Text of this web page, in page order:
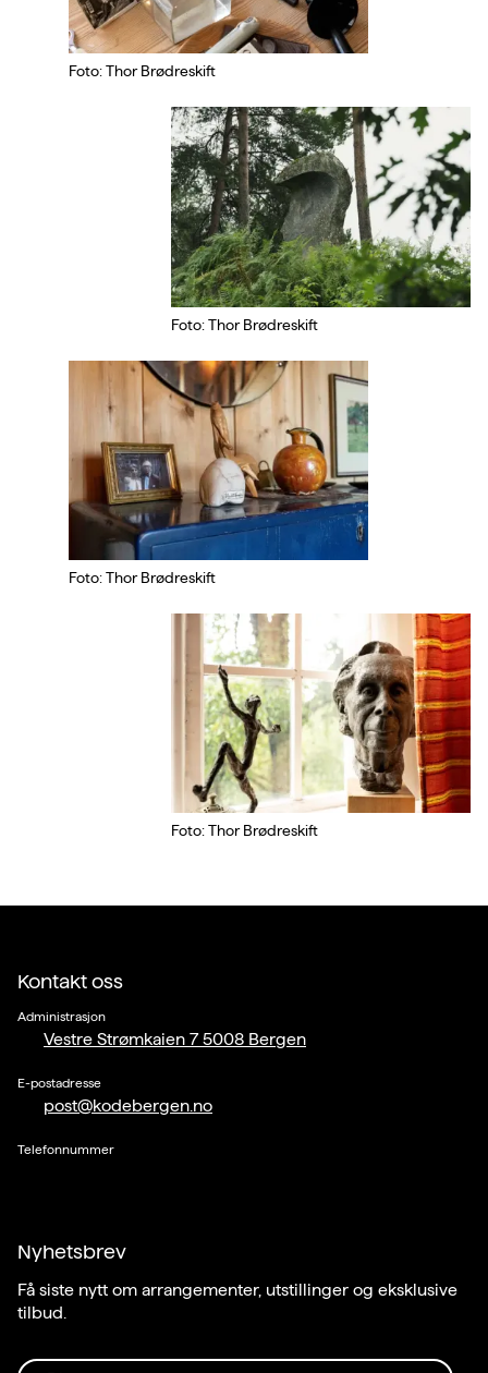
Foto: Thor Brødreskift
Foto: Thor Brødreskift
Foto: Thor Brødreskift
Foto: Thor Brødreskift
Kontakt oss
Administrasjon
Vestre Strømkaien 7 5008 Bergen
E-postadresse
post@kodebergen.no
Telefonnummer
Nyhetsbrev
Få siste nytt om arrangementer, utstillinger og eksklusive
tilbud.